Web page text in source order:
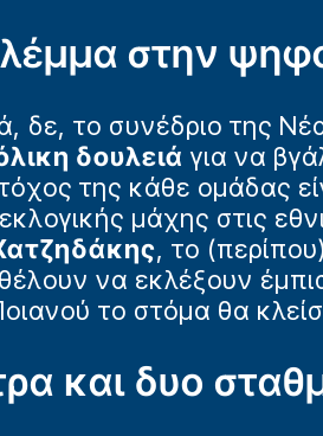
στην
δε, το συνέδριο της
δουλειά για να
της κάθε ομάδας
μάχης στις
, το
θέλουν να εκλέξουν
το στόμα θα
και δυο